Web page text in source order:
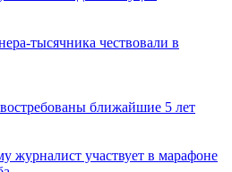
тысячника чествовали в
ближайшие 5 лет
журналист участвует в марафоне